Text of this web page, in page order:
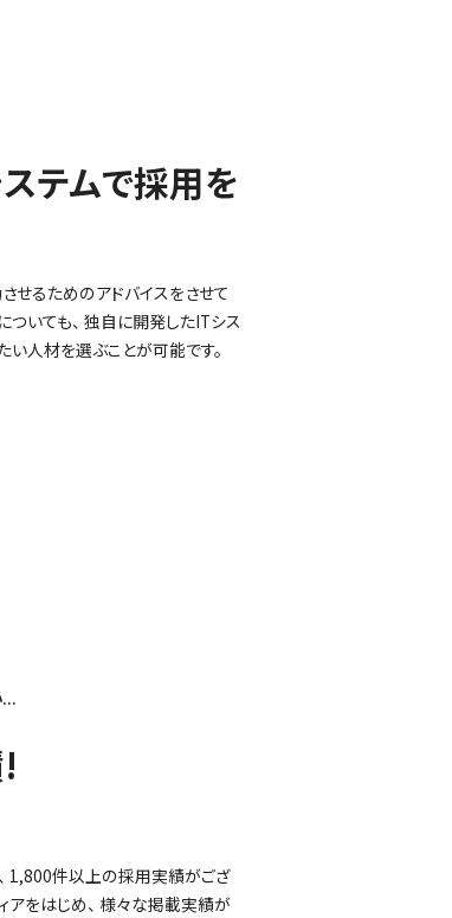
テムで採用を
るためのアドバイスをさせて
ついても、 独自に開発したITシス
い人材を選ぶことが可能です。
1,800件以上の採用実績がござ
アをはじめ、 様々な掲載実績が